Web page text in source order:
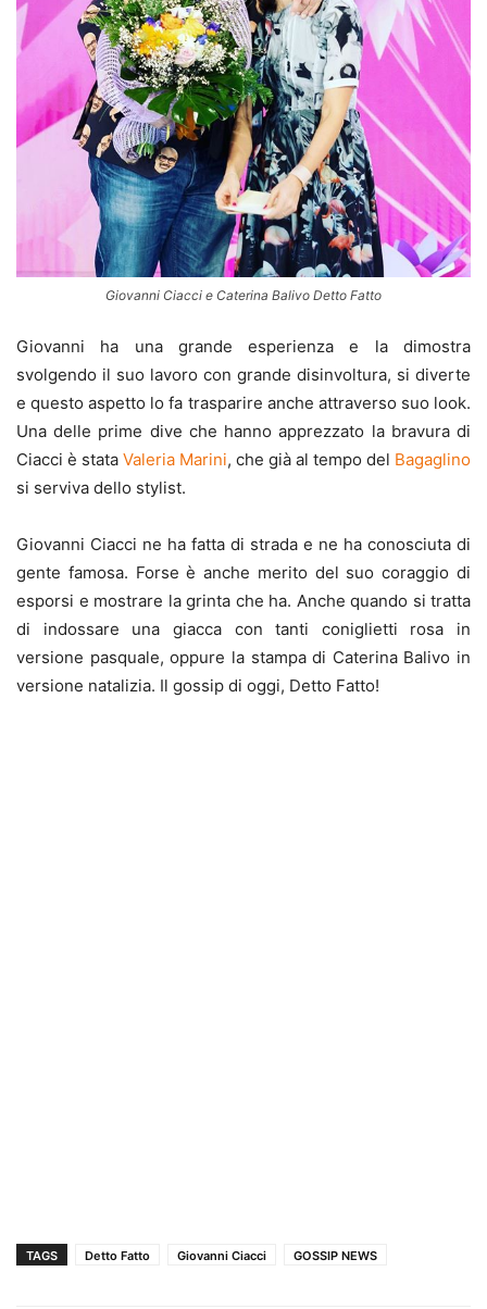
Giovanni Ciacci e Caterina Balivo Detto Fatto
Giovanni ha una grande esperienza e la dimostra
svolgendo il suo lavoro con grande disinvoltura, si diverte
e questo aspetto lo fa trasparire anche attraverso suo look.
Una delle prime dive che hanno apprezzato la bravura di
Ciacci è stata Valeria Marini, che già al tempo del Bagaglino
si serviva dello stylist.
Giovanni Ciacci ne ha fatta di strada e ne ha conosciuta di
gente famosa. Forse è anche merito del suo coraggio di
esporsi e mostrare la grinta che ha. Anche quando si tratta
di indossare una giacca con tanti coniglietti rosa in
versione pasquale, oppure la stampa di Caterina Balivo in
versione natalizia. Il gossip di oggi, Detto Fatto!
TAGS Detto Fatto Giovanni Ciacci GOSSIP NEWS